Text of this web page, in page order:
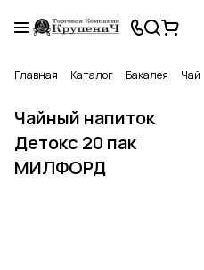
Главная Каталог Бакалея Чай
Чайный напиток
Детокс 20 пак
МИЛФОРД